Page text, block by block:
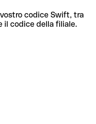
codice Swift, tra
il codice della filiale.